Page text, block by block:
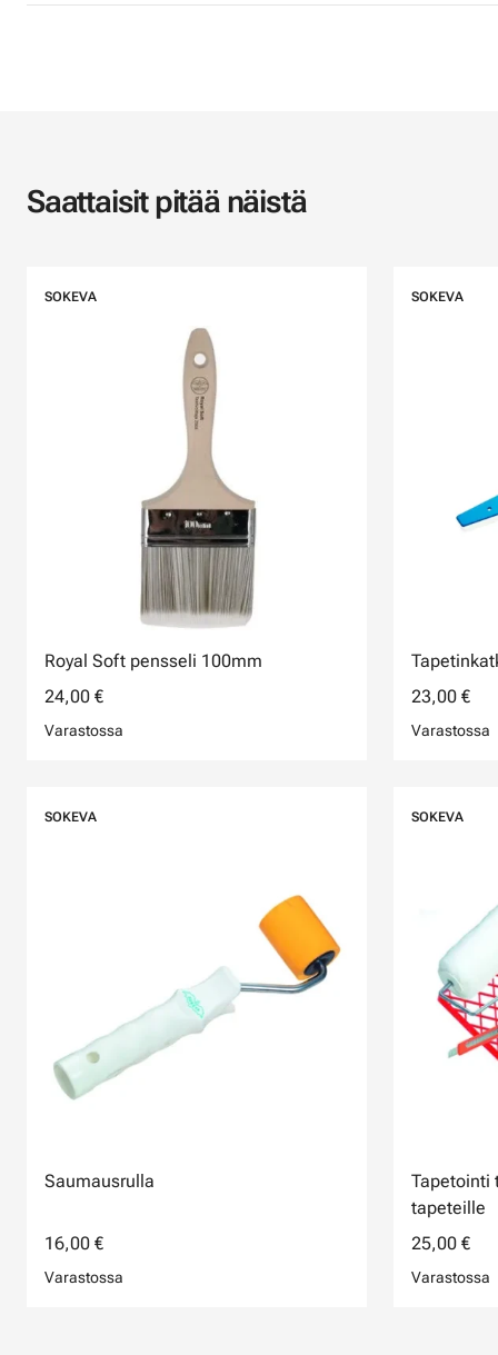
Saattaisit pitää näistä
SOKEVA
Royal Soft pensseli 100mm
24,00 €
Varastossa
SOKEVA
23,00 €
Varastossa
SOKEVA
Saumausrulla
16,00 €
Varastossa
SOKEVA
Tapetointi
tapeteille
25,00 €
Varastossa